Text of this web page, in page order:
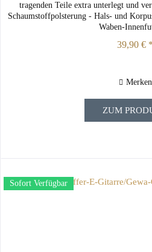
tragenden Teile extra unterlegt und
Schaumstoffpolsterung - Hals- und
Waben-
39,90 € *
Merken
ZUM
Sofort Verfügbar